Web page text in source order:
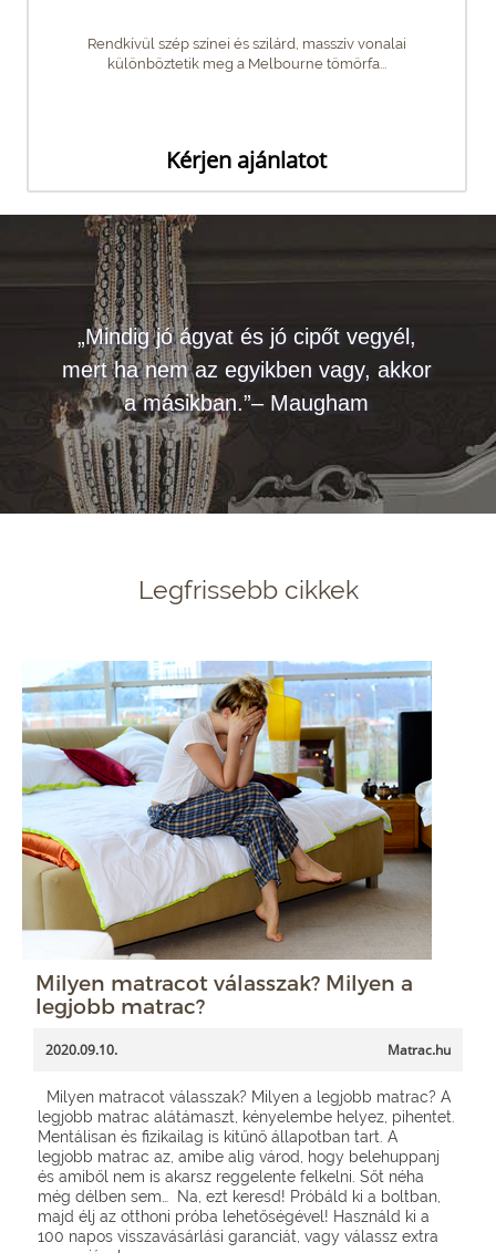
Rendkívül szép színei és szilárd, masszív vonalai
különböztetik meg a Melbourne tömörfa...
Kérjen ajánlatot
„Mindig jó ágyat és jó cipőt vegyél,
mert ha nem az egyikben vagy, akkor
a másikban.”– Maugham
Legfrissebb cikkek
Milyen matracot válasszak? Milyen a
legjobb matrac?
2020.09.10. Matrac.hu
Milyen matracot válasszak? Milyen a legjobb matrac? A
legjobb matrac alátámaszt, kényelembe helyez, pihentet.
Mentálisan és fizikailag is kitűnő állapotban tart. A
legjobb matrac az, amibe alig várod, hogy belehuppanj
és amiből nem is akarsz reggelente felkelni. Sőt néha
még délben sem… Na, ezt keresd! Próbáld ki a boltban,
majd élj az otthoni próba lehetőségével! Használd ki a
100 napos visszavásárlási garanciát, vagy válassz extra